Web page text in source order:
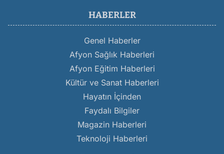
HABERLER
Genel Haberler
Afyon Sağlık Haberleri
Afyon Eğitim Haberleri
Kültür ve Sanat Haberleri
Hayatın İçinden
Faydalı Bilgiler
Magazin Haberleri
Teknoloji Haberleri